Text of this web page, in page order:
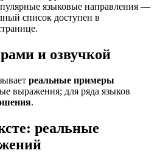
языковые направления —
список доступен в
и озвучкой
реальные примеры
выражения; для ряда языков
.
реальные